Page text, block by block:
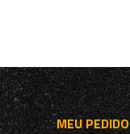
MEU PEDIDO